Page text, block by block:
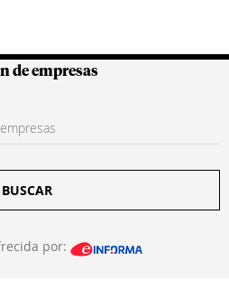
Colombianas
de empresas
BUSCAR
por: